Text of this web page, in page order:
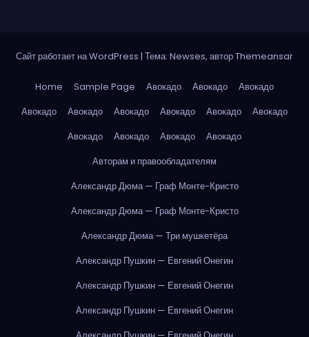
Сайт работает на WordPress | Тема: Newses, авторThemeansar
Home Sample Page Авокадо Авокадо
Авокадо
Авокадо
Авокадо Авокадо Авокадо Авокадо
Авокадо
Авокадо
Авокадо Авокадо
Авокадо
Авторам и правообладателям
Александр Дюма — Граф Монте-Кристо
Александр Дюма — Граф Монте-Кристо
Александр Дюма — Три мушкетёра
Александр Пушкин — Евгений Онегин
Александр Пушкин — Евгений Онегин
Александр Пушкин — Евгений Онегин